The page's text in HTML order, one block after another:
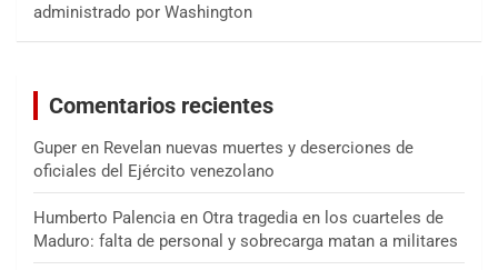
administrado por Washington
Comentarios recientes
Guper en Revelan nuevas muertes y deserciones de
oficiales del Ejército venezolano
Humberto Palencia en Otra tragedia en los cuarteles de
Maduro: falta de personal y sobrecarga matan a militares